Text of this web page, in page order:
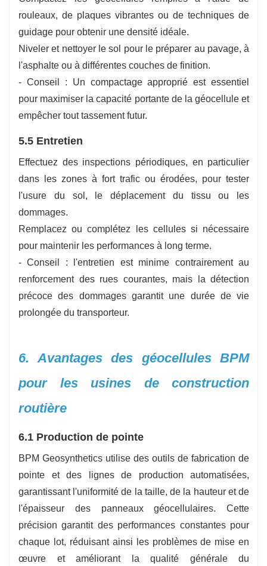
rouleaux, de plaques vibrantes ou de techniques de
guidage pour obtenir une densité idéale.
Niveler et nettoyer le sol pour le préparer au pavage, à
l'asphalte ou à différentes couches de finition.
- Conseil : Un compactage approprié est essentiel
pour maximiser la capacité portante de la géocellule et
empêcher tout tassement futur.
5.5 Entretien
Effectuez des inspections périodiques, en particulier
dans les zones à fort trafic ou érodées, pour tester
l'usure du sol, le déplacement du tissu ou les
dommages.
Remplacez ou complétez les cellules si nécessaire
pour maintenir les performances à long terme.
- Conseil : l'entretien est minime contrairement au
renforcement des rues courantes, mais la détection
précoce des dommages garantit une durée de vie
prolongée du transporteur.
6. Avantages des géocellules BPM
pour les usines de construction
routière
6.1 Production de pointe
BPM Geosynthetics utilise des outils de fabrication de
pointe et des lignes de production automatisées,
garantissant l'uniformité de la taille, de la hauteur et de
l'épaisseur des panneaux géocellulaires. Cette
précision garantit des performances constantes pour
chaque lot, réduisant ainsi les problèmes de mise en
œuvre et améliorant la qualité générale du